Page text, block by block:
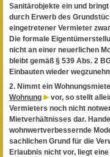
Sanitärobjekte ein und
durch Erwerb des
eingetretener Vermieter
Die formale
nicht an einer neuerlichen
bleibt gemäß § 539 Abs. 2
Einbauten wieder
2. Nimmt ein
Wohnung
vor, so stellt
Vermieters noch nicht
Mietverhältnisses dar.
wohnwertverbessernde
sachlichen Grund für die
Erlaubnis nicht vor, liegt